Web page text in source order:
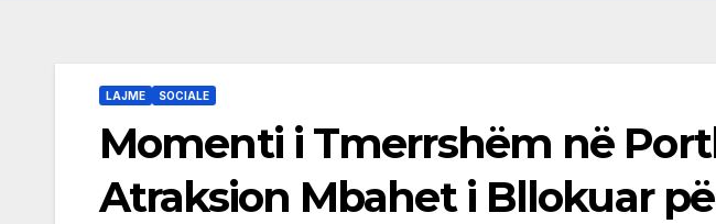
LAJME SOCIALE
Momenti i Tmerrshëm në
Atraksion Mbahet i Bllokuar